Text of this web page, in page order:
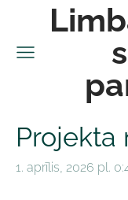
Projekta
1. aprīlis, 2026 pl.